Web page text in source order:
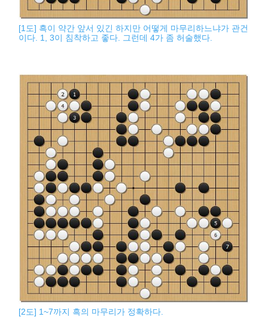
[1도] 흑이 약간 앞서 있긴 하지만 어떻게 마무리하느냐가 관건
이다. 1, 3이 침착하고 좋다. 그런데 4가 좀 허술했다.
[2도] 1~7까지 흑의 마무리가 정확하다.